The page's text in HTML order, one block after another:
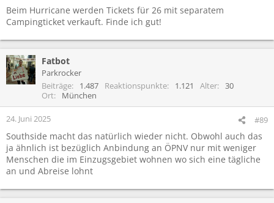
:
Beim Hurricane werden Tickets für 26 mit separatem
Campingticket verkauft. Finde ich gut!
Fatbot
Parkrocker
Beiträge
1.487 Reaktionspunkte 1.121 Alter
30
Ort
München
24. Juni 2025 #89
Southside macht das natürlich wieder nicht. Obwohl auch das
ja ähnlich ist bezüglich Anbindung an ÖPNV nur mit weniger
Menschen die im Einzugsgebiet wohnen wo sich eine tägliche
an und Abreise lohnt